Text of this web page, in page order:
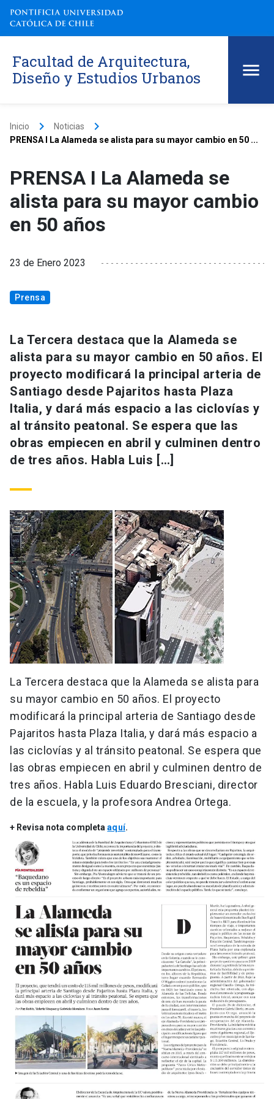
Facultad de Arquitectura,
Diseño y Estudios Urbanos
Inicio keyboard_arrow_right Noticias keyboard_arrow_right
PRENSA I La Alameda se alista para su mayor cambio en 50 ...
PRENSA I La Alameda se
alista para su mayor cambio
en 50 años
23 de Enero 2023
Prensa
La Tercera destaca que la Alameda se
alista para su mayor cambio en 50 años. El
proyecto modificará la principal arteria de
Santiago desde Pajaritos hasta Plaza
Italia, y dará más espacio a las ciclovías y
al tránsito peatonal. Se espera que las
obras empiecen en abril y culminen dentro
de tres años. Habla Luis […]
La Tercera destaca que la Alameda se alista para
su mayor cambio en 50 años. El proyecto
modificará la principal arteria de Santiago desde
Pajaritos hasta Plaza Italia, y dará más espacio a
las ciclovías y al tránsito peatonal. Se espera que
las obras empiecen en abril y culminen dentro de
tres años. Habla Luis Eduardo Bresciani, director
de la escuela, y la profesora Andrea Ortega.
+ Revisa nota completaaquí.